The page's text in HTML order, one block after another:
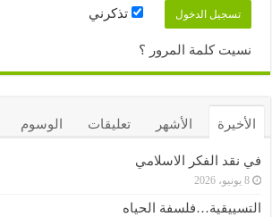
تذكرني
نسيت كلمة المرور ؟
الأخيرة الأشهر تعليقات الوسوم
في نقد الفكر الاسلامي
8 يونيو، 2026
التسييقية…فلسفة الحياه